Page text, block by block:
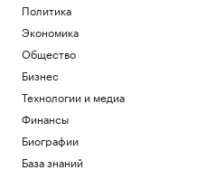
Политика
Экономика
Общество
Бизнес
Технологии и медиа
Финансы
Биографии
База знаний